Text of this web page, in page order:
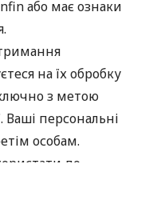
або має ознаки
на їх обробку
з метою
Ваші персональні
особам.
до